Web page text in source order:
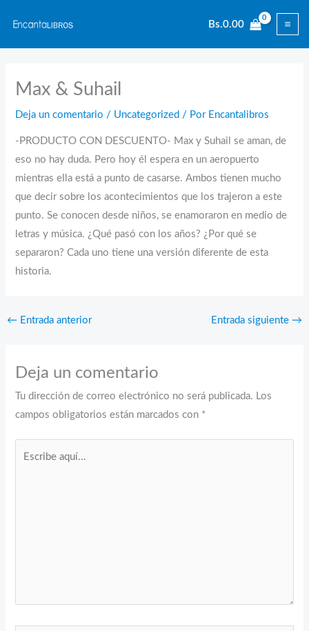
contenido
Bs.0.00
Max & Suhail
Deja un comentario / Uncategorized / Por Encantalibros
-PRODUCTO CON DESCUENTO- Max y Suhail se aman, de
eso no hay duda. Pero hoy él espera en un aeropuerto
mientras ella está a punto de casarse. Ambos tienen mucho
que decir sobre los acontecimientos que los trajeron a este
punto. Se conocen desde niños, se enamoraron en medio de
letras y música. ¿Qué pasó con los años? ¿Por qué se
separaron? Cada uno tiene una versión diferente de esta
historia.
← Entrada anterior Entrada siguiente →
Deja un comentario
Tu dirección de correo electrónico no será publicada. Los
campos obligatorios están marcados con *